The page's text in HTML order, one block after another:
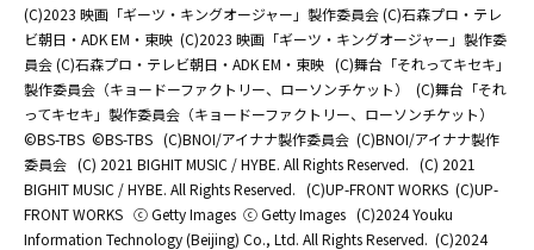
(C)2023 映画「ギーツ・キングオージャー」製作委員会 (C)石森プロ・テレ
ビ朝日・ADK EM・東映 (C)2023 映画「ギーツ・キングオージャー」製作委
員会 (C)石森プロ・テレビ朝日・ADK EM・東映 (C)舞台「それってキセキ」
製作委員会（キョードーファクトリー、ローソンチケット）
(C)舞台「それ
ってキセキ」製作委員会（キョードーファクトリー、ローソンチケット）
©BS-TBS ©BS-TBS (C)BNOI/アイナナ製作委員会 (C)BNOI/アイナナ製作
委員会 (C) 2021 BIGHIT MUSIC / HYBE. All Rights Reserved. (C) 2021
BIGHIT MUSIC / HYBE. All Rights Reserved. (C)UP-FRONT WORKS (C)UP-
FRONT WORKS ⓒ Getty Images ⓒ Getty Images (C)2024 Youku
Information Technology (Beijing) Co., Ltd. All Rights Reserved. (C)2024